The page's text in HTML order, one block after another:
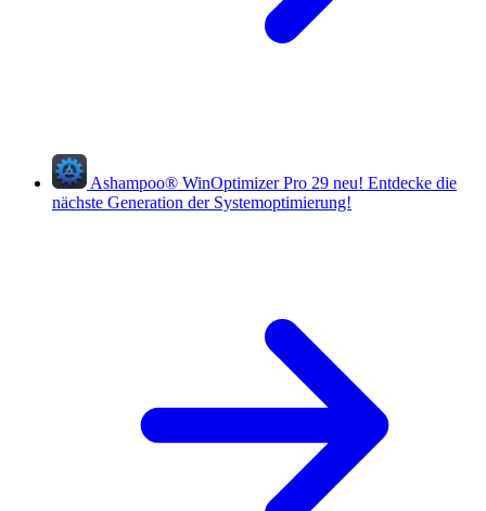
Ashampoo® WinOptimizer Pro 29 neu! Entdecke die
nächste Generation der Systemoptimierung!